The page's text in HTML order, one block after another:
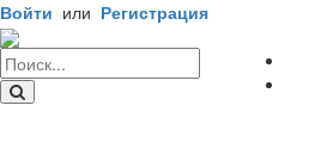
Войти или Регистрация